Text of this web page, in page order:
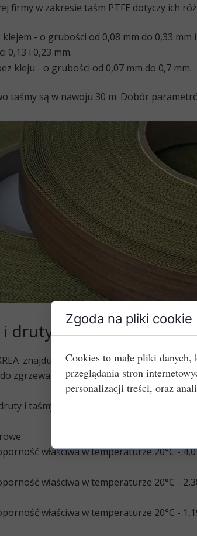
znajdują się równieżdruty i taśmy
zgrzewarek. Można je z powodzeniem
i taśmy do zgrzewarek o następujących
właściwa w temperaturze 20°C -
właściwa w temperaturze 20°C -
właściwa w temperaturze 20°C -
i druty oporowe
firmy w zakresie taśm PTFE dotyczy ich
klejem - o grubości od 0,08 mm do 0,33
0,13 i 0,23 mm.
kleju - o grubości od 0,07 mm do 0,7 mm.
taśmy są w nawoju 30 m. Dobór
Zgoda na pliki cookie
Cookies to małe pliki danych,
przeglądania stron
personalizacji treści, oraz